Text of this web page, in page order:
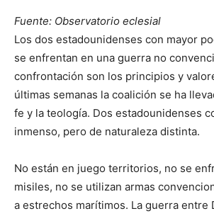
Fuente: Observatorio eclesial
Los dos estadounidenses con mayor
se enfrentan en una guerra no
confrontación son los principios y
últimas semanas la coalición se ha
fe y la teología. Dos estadounidenses
inmenso, pero de naturaleza distinta.
No están en juego territorios, no se
misiles, no se utilizan armas
a estrechos marítimos. La guerra entre